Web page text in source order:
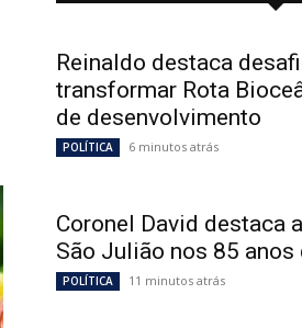
Reinaldo destaca
transformar Rota
de desenvolvimento
POLÍTICA 6 minutos atrás
Coronel David destaca
São Julião nos 85
POLÍTICA 11 minutos atrás